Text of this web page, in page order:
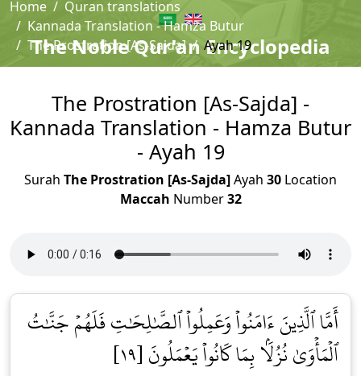
The Noble Qur'an Encyclopedia
Home
Quran translations
Kannada Translation - Hamza Butur
The Prostration [As-Sajda]
Ayah 19
The Prostration [As-Sajda] -
Kannada Translation - Hamza Butur
- Ayah 19
Surah The Prostration [As-Sajda]Ayah 30 Location
Maccah Number32
أَمَّا ٱلَّذِينَ ءَامَنُواْ وَعَمِلُواْ ٱلصَّٰلِحَٰتِ فَلَهُمۡ جَنَّٰتُ
ٱلۡمَأۡوَىٰ نُزُلَۢا بِمَا كَانُواْ يَعۡمَلُونَ [١٩]